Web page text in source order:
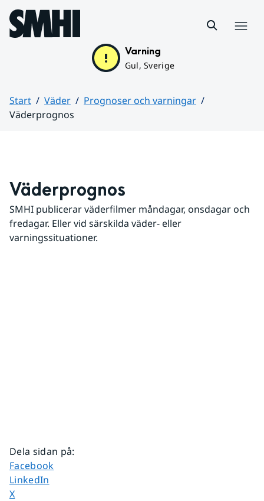
Hoppa till sidans innehåll
Varning
Gul, Sverige
Start Väder
Prognoser och varningar
Väderprognos
Väderprognos
SMHI publicerar väderfilmer måndagar, onsdagar och
fredagar. Eller vid särskilda väder- eller
varningssituationer.
Dela sidan på:
Dela sidan på
Facebook
Dela sidan på
LinkedIn
Dela sidan på
X